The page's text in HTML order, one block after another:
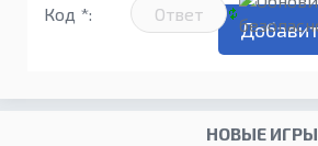
Код *:
НОВЫЕ ИГРЫ